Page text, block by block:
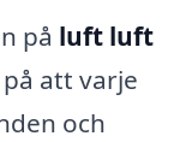
på luft luft
att varje
och